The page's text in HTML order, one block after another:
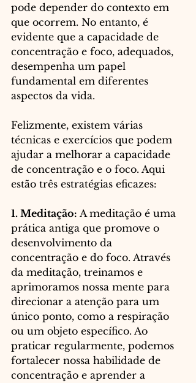
pode depender do contexto em
que ocorrem. No entanto, é
evidente que a capacidade de
concentração e foco, adequados,
desempenha um papel
fundamental em diferentes
aspectos da vida.
Felizmente, existem várias
técnicas e exercícios que podem
ajudar a melhorar a capacidade
de concentração e o foco. Aqui
estão três estratégias eficazes:
1. Meditação: A meditação é uma
prática antiga que promove o
desenvolvimento da
concentração e do foco. Através
da meditação, treinamos e
aprimoramos nossa mente para
direcionar a atenção para um
único ponto, como a respiração
ou um objeto específico. Ao
praticar regularmente, podemos
fortalecer nossa habilidade de
concentração e aprender a